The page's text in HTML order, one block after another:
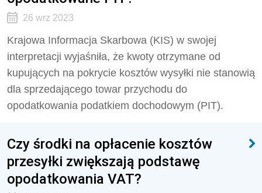
26 wrz 2023
Krajowa Informacja Skarbowa (KIS) w swojej
interpretacji wyjaśniła, że kwoty otrzymane od
kupujących na pokrycie kosztów wysyłki nie stanowią
dla sprzedającego towar przychodu do
opodatkowania podatkiem dochodowym (PIT).
Czy środki na opłacenie kosztów
przesyłki zwiększają podstawę
opodatkowania VAT?